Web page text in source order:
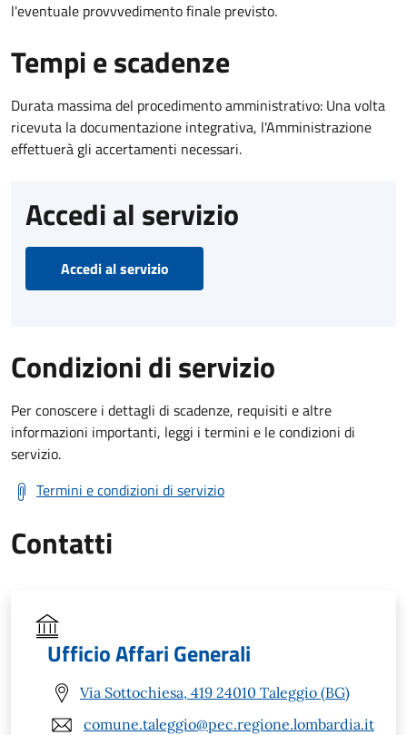
l'eventuale provvvedimento finale previsto.
Tempi e scadenze
Durata massima del procedimento amministrativo: Una volta
ricevuta la documentazione integrativa, l'Amministrazione
effettuerà gli accertamenti necessari.
Accedi al servizio
Accedi al servizio
Condizioni di servizio
Per conoscere i dettagli di scadenze, requisiti e altre
informazioni importanti, leggi i termini e le condizioni di
servizio.
Termini e condizioni di servizio
Contatti
Ufficio Affari Generali
Via Sottochiesa, 419 24010 Taleggio (BG)
comune.taleggio@pec.regione.lombardia.it